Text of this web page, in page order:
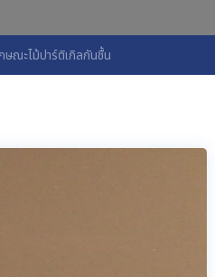
ณะไม้ปาร์ติเกิลกันชื้น